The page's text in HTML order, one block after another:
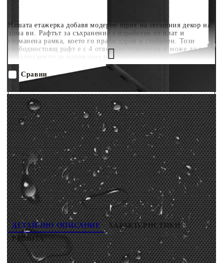
Нашата етажерка добавя модерен щрих на сегашния декор на
дома ви. Рафтът за съхранение е изработен от плат и
стоманена рамка, което го прави здрав и стабилен. Този
свободностоящ рафт е с 4 отворени отделения и може да е
идеално място за нареждане на книги, колекции, снимки,
награди, малки саксии с цветя и др. Благодарение на
олекотената конструкция, този домашен органайзер е лесен за
местене.
ПОРЪЧАЙ БЕЗ РЕГИСТРАЦИЯ
Наш представител ще се свърже с Вас в рамките на работния ден!
322598 1.550 кг
Оцени продукта
Сравни
ДЕТАЙЛНО ОПИСАНИЕ
ХАРАКТЕРИСТИКИ
РЕВЮТА